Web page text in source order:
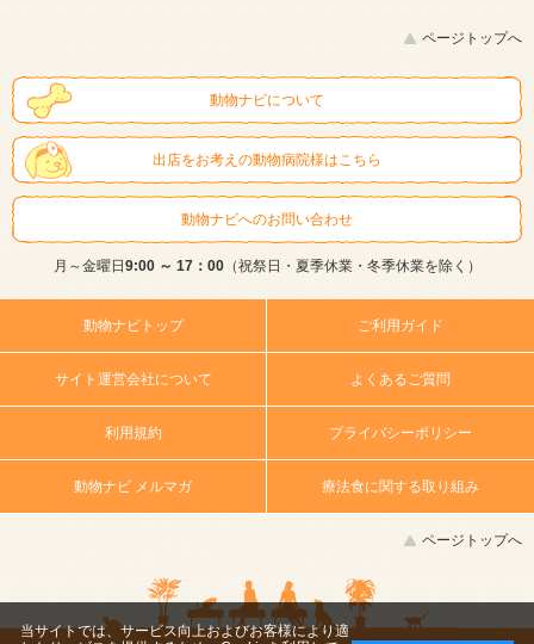
ページトップへ
動物ナビについて
出店をお考えの動物病院様はこちら
動物ナビへのお問い合わせ
月～金曜日9:00 ～ 17：00（祝祭日・夏季休業・冬季休業を除く）
動物ナビトップ ご利用ガイド
サイト運営会社について よくあるご質問
利用規約 プライバシーポリシー
動物ナビ メルマガ 療法食に関する取り組み
ページトップへ
当サイトでは、サービス向上およびお客様により適